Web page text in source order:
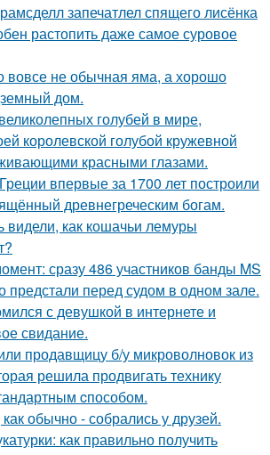
запечатлел спящего лисёнка
растопить даже самое суровое
вовсе не обычная яма, а хорошо
дом.
голубей в мире,
королевской голубой кружевной
красными глазами.
впервые за 1700 лет построили
древнегреческим богам.
видели, как кошачьи лемуры
сразу 486 участников банды MS
предстали перед судом в одном зале.
с девушкой в интернете и
свидание.
продавщицу б/у микроволновок из
решила продвигать технику
cпособом.
обычно - собрались у друзей.
как правильно получить